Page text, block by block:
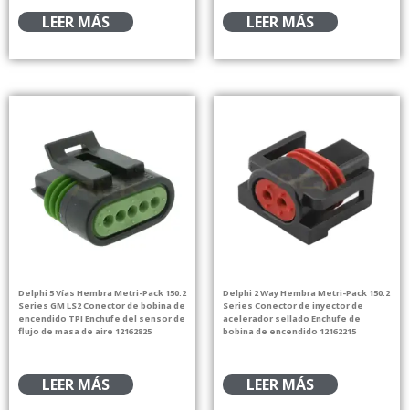
LEER MÁS LEER MÁS
Delphi 5 Vías Hembra Metri-Pack 150.2
Series GM LS2 Conector de bobina de
encendido TPI Enchufe del sensor de
flujo de masa de aire 12162825
LEER MÁS
Delphi 2 Way Hembra Metri-Pack 150.2
Series Conector de inyector de
acelerador sellado Enchufe de
bobina de encendido 12162215
LEER MÁS